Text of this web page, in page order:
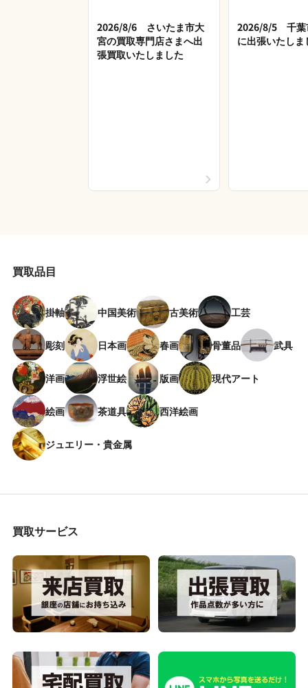
2026/8/6 さいたま市大
宮の買取専門店さまへ出
張買取いたしました
2026/8/5 千葉
に出張いたしま
買取品目
掛軸 中国美術 古美術 工芸
彫刻 日本画 春画 骨董品 武具
洋画 浮世絵 版画 現代アート
絵画 茶道具 西洋絵画
ジュエリー・貴金属
買取サービス